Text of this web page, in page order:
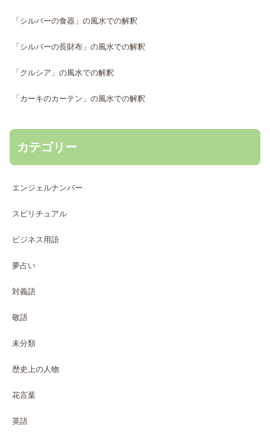
「シルバーの食器」の風水での解釈
「シルバーの長財布」の風水での解釈
「クルシア」の風水での解釈
「カーキのカーテン」の風水での解釈
カテゴリー
エンジェルナンバー
スピリチュアル
ビジネス用語
夢占い
対義語
敬語
未分類
歴史上の人物
花言葉
英語